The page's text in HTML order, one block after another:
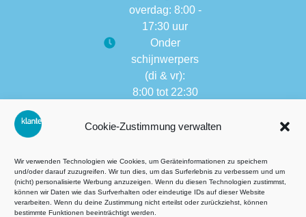
Cookie-Zustimmung verwalten
Wir verwenden Technologien wie Cookies, um Geräteinformationen zu speichern
und/oder darauf zuzugreifen. Wir tun dies, um das Surferlebnis zu verbessern und um
(nicht) personalisierte Werbung anzuzeigen. Wenn du diesen Technologien zustimmst,
können wir Daten wie das Surfverhalten oder eindeutige IDs auf dieser Website
verarbeiten. Wenn du deine Zustimmung nicht erteilst oder zurückziehst, können
bestimmte Funktionen beeinträchtigt werden.
overdag: 8:00 -
17:30 uur
Onder
schijnwerpers
(di & vr):
8:00 tot 22:30
van andere
8:00 tot 17:30
Algemene voorwaarden (AVG)